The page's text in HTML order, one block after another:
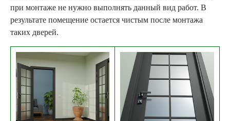
при монтаже не нужно выполнять данный вид работ. В
результате помещение остается чистым после монтажа
таких дверей.